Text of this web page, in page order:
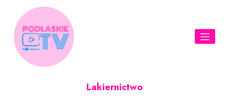
content
Lakiernictwo